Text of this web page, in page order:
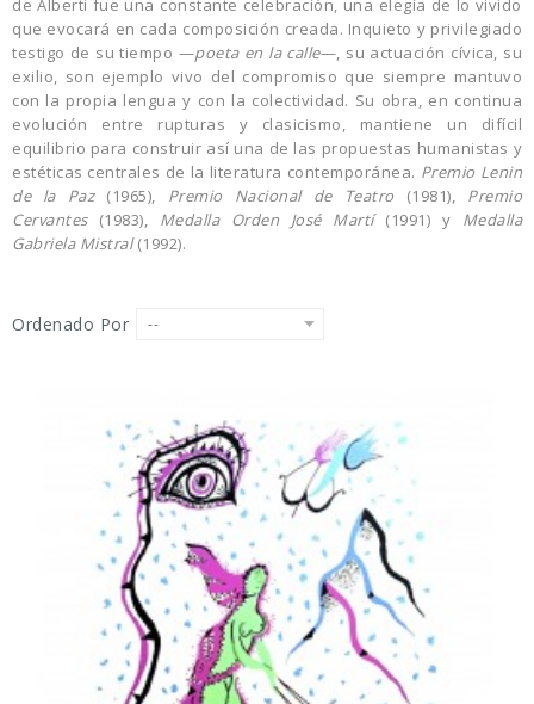
de Alberti fue una constante celebración, una elegía de lo vivido
que evocará en cada composición creada. Inquieto y privilegiado
testigo de su tiempo —poeta en la calle—, su actuación cívica, su
exilio, son ejemplo vivo del compromiso que siempre mantuvo
con la propia lengua y con la colectividad. Su obra, en continua
evolución entre rupturas y clasicismo, mantiene un difícil
equilibrio para construir así una de las propuestas humanistas y
estéticas centrales de la literatura contemporánea. Premio Lenin
de la Paz(1965), Premio Nacional de Teatro (1981), Premio
Cervantes(1983), Medalla Orden José Martí(1991) y Medalla
Gabriela Mistral(1992).
Ordenado Por --